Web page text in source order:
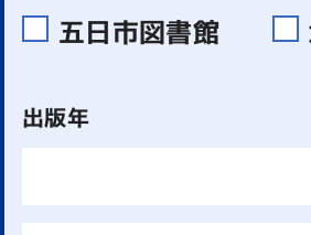
五日市図書館
出版年